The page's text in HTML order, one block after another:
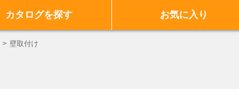
カタログを探す お気に入り
壁取付け